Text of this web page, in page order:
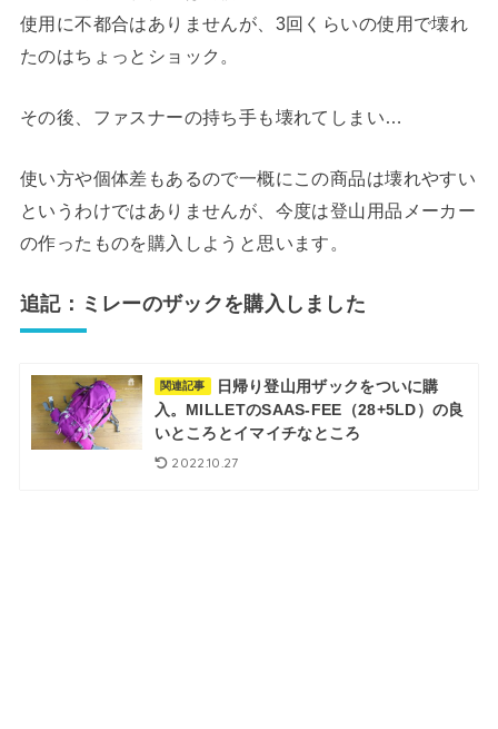
使用に不都合はありませんが、3回くらいの使用で壊れ
たのはちょっとショック。
その後、ファスナーの持ち手も壊れてしまい…
使い方や個体差もあるので一概にこの商品は壊れやすい
というわけではありませんが、今度は登山用品メーカー
の作ったものを購入しようと思います。
追記：ミレーのザックを購入しました
関連記事
日帰り登山用ザックをついに購
入。MILLETのSAAS-FEE（28+5LD）の良
いところとイマイチなところ
2022.10.27